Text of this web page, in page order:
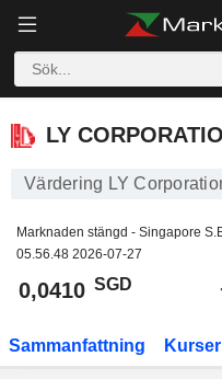
LY CORPORATION
LY
Värdering LY
Marknaden stängd - Singapore
05.56.48 2026-07-27
0,0410 SGD
Sammanfattning Kurser